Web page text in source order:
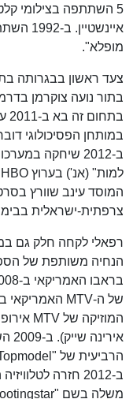
5 השתתפה בצילומי
מופלא".
במותחן הפסיכולוגי
ב-2012 שיחקה
המוסד עינב שוורץ בסרט
צרפתית-ישראלית
רפאלי לקחה חלק גם
ב-2012 חזרה